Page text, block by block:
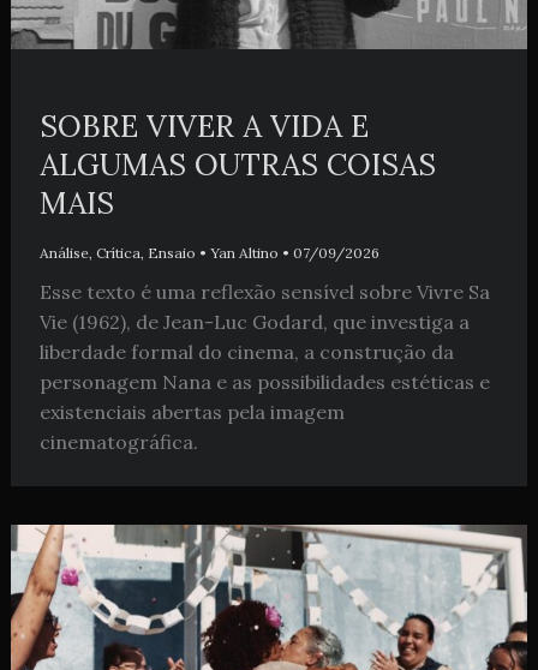
SOBRE VIVER A VIDA E
ALGUMAS OUTRAS COISAS
MAIS
Análise, Crítica, Ensaio • Yan Altino • 07/09/2026
Esse texto é uma reflexão sensível sobre Vivre Sa
Vie (1962), de Jean-Luc Godard, que investiga a
liberdade formal do cinema, a construção da
personagem Nana e as possibilidades estéticas e
existenciais abertas pela imagem
cinematográfica.